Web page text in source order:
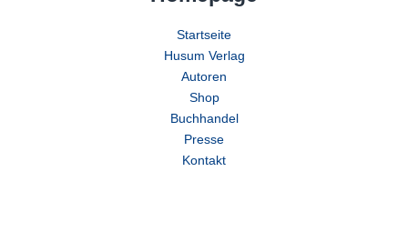
Startseite
Husum Verlag
Autoren
Shop
Buchhandel
Presse
Kontakt